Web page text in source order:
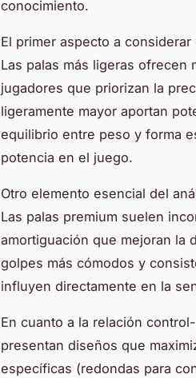
conocimiento.
El primer aspecto a
Las palas más ligeras ofrecen
jugadores que priorizan la
ligeramente mayor aportan
equilibrio entre peso y forma
potencia en el juego.
Otro elemento esencial del
Las palas premium suelen
amortiguación que mejoran la
golpes más cómodos y
influyen directamente en la
En cuanto a la relación
presentan diseños que
específicas (redondas para